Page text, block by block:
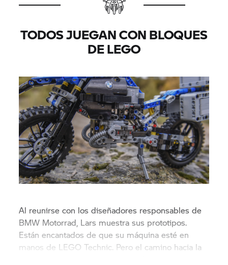
TODOS JUEGAN CON BLOQUES
DE LEGO
Al reunirse con los diseñadores responsables de
BMW Motorrad, Lars muestra sus prototipos.
Están encantados de que su máquina esté en
manos de LEGO Technic. Pero el camino hacia la